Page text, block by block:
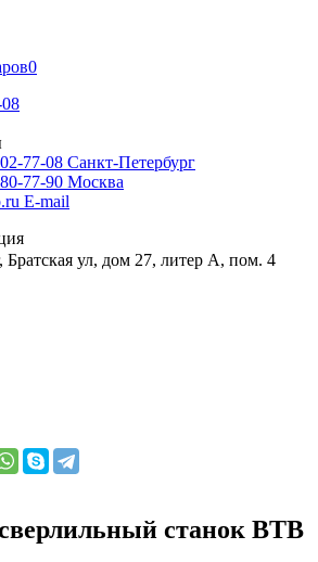
0
77-08 Санкт-Петербург
77-90 Москва
E-mail
Братская ул, дом 27, литер А, пом. 4
станок BTB